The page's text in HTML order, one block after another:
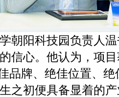
阳科技园负责人温
信心。他认为，项
品牌、绝佳位置、
之初便具备显着的